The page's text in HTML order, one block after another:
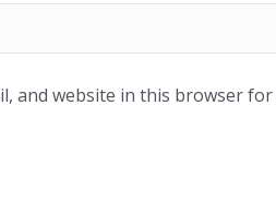
and website in this browser